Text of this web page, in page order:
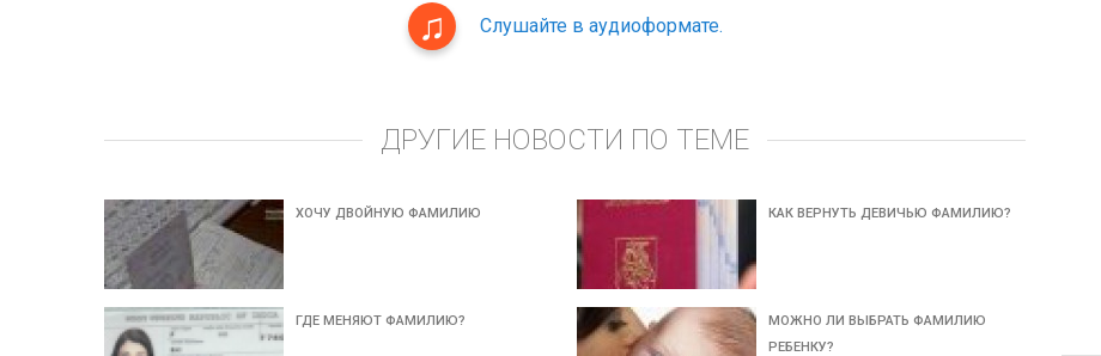
Слушайте в аудиоформате.
ДРУГИЕ НОВОСТИ ПО ТЕМЕ
ХОЧУ ДВОЙНУЮ ФАМИЛИЮ КАК ВЕРНУТЬ ДЕВИЧЬЮ ФАМИЛИЮ?
ГДЕ МЕНЯЮТ ФАМИЛИЮ?
МОЖНО ЛИ ВЫБРАТЬ ФАМИЛИЮ
РЕБЕНКУ?